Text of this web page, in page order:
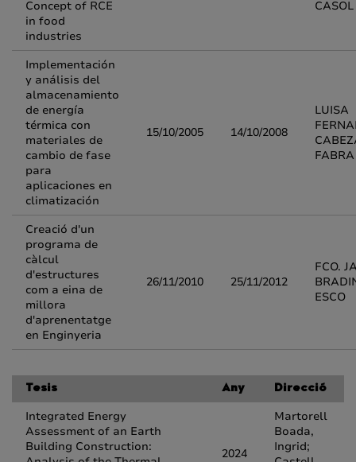
Concept of RCE
in food
industries
CASOL
Implementación
y análisis del
almacenamiento
de energía
térmica con
materiales de
cambio de fase
para
aplicaciones en
climatización
15/10/2005 14/10/2008
LUISA
FABRA
Creació d'un
programa de
càlcul
d'estructures
com a eina de
millora
d'aprenentatge
en Enginyeria
26/11/2010 25/11/2012
FCO.
ESCO
Tesis Any Direcció
Integrated Energy
Assessment of an Earth
Building Construction:
2024
Martorell
Boada,
Ingrid;